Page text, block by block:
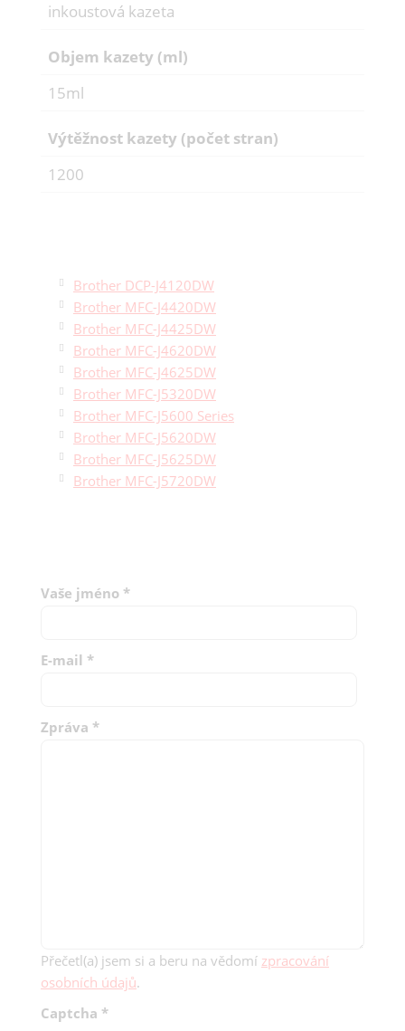
inkoustová kazeta
Objem kazety (ml)
15ml
Výtěžnost kazety (počet stran)
1200
Brother DCP-J4120DW
Brother MFC-J4420DW
Brother MFC-J4425DW
Brother MFC-J4620DW
Brother MFC-J4625DW
Brother MFC-J5320DW
Brother MFC-J5600 Series
Brother MFC-J5620DW
Brother MFC-J5625DW
Brother MFC-J5720DW
Vaše jméno *
E-mail *
Zpráva *
Přečetl(a) jsem si a beru na vědomí zpracování
osobních údajů.
Captcha *